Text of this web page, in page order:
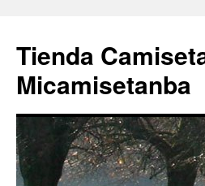
Tienda
Micamisetanba